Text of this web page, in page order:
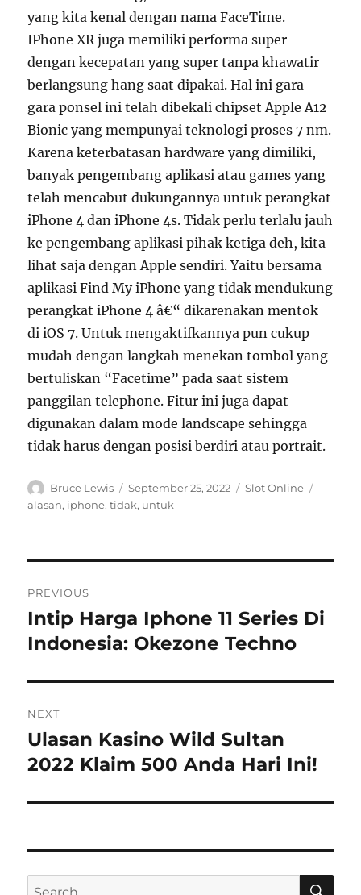
yang kita kenal dengan nama FaceTime.
IPhone XR juga memiliki performa super
dengan kecepatan yang super tanpa khawatir
berlangsung hang saat dipakai. Hal ini gara-
gara ponsel ini telah dibekali chipset Apple A12
Bionic yang mempunyai teknologi proses 7 nm.
Karena keterbatasan hardware yang dimiliki,
banyak pengembang aplikasi atau games yang
telah mencabut dukungannya untuk perangkat
iPhone 4 dan iPhone 4s. Tidak perlu terlalu jauh
ke pengembang aplikasi pihak ketiga deh, kita
lihat saja dengan Apple sendiri. Yaitu bersama
aplikasi Find My iPhone yang tidak mendukung
perangkat iPhone 4 â€“ dikarenakan mentok
di iOS 7. Untuk mengaktifkannya pun cukup
mudah dengan langkah menekan tombol yang
bertuliskan “Facetime” pada saat sistem
panggilan telephone. Fitur ini juga dapat
digunakan dalam mode landscape sehingga
tidak harus dengan posisi berdiri atau portrait.
Author
Bruce Lewis
Posted
on
September 25, 2022 Categories
Slot Online
alasan, iphone,tidak, untuk
pos
PREVIOUS
Previous
post:
Intip Harga Iphone 11 Series Di
Indonesia: Okezone Techno
NEXT
Next
post:
Ulasan Kasino Wild Sultan
2022 Klaim 500 Anda Hari Ini!
Search